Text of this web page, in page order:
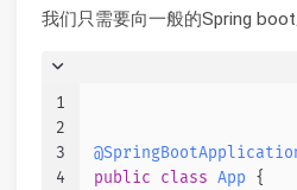
我们只需要向一般的Spring
1
2
3
4
public
class App {